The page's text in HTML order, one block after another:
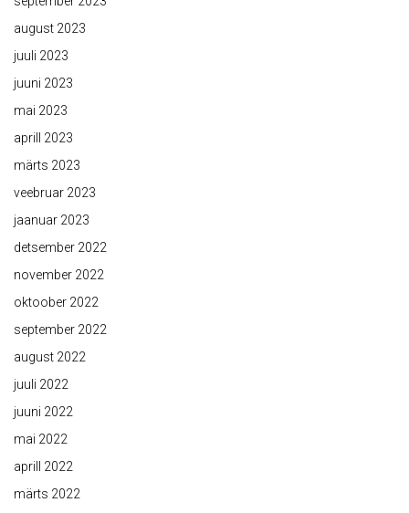
august 2023
juuli 2023
juuni 2023
mai 2023
aprill 2023
märts 2023
veebruar 2023
jaanuar 2023
detsember 2022
november 2022
oktoober 2022
september 2022
august 2022
juuli 2022
juuni 2022
mai 2022
aprill 2022
märts 2022